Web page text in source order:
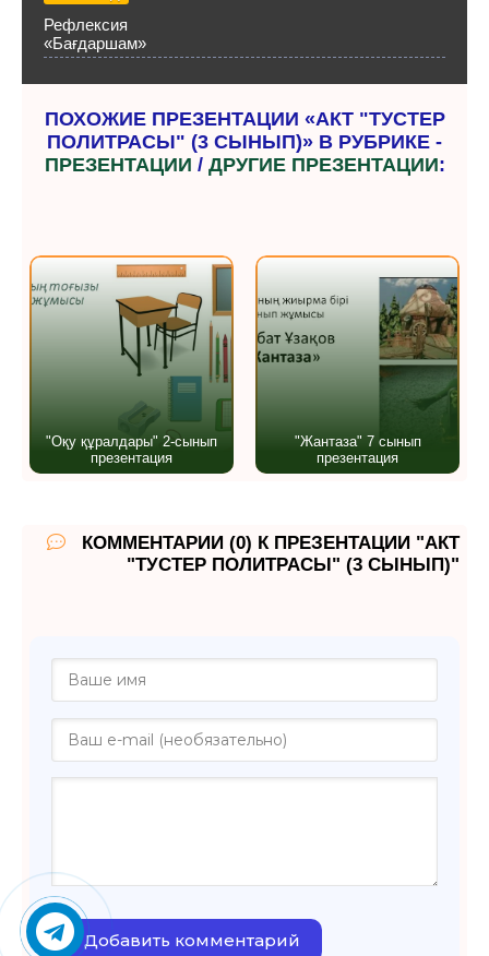
Рефлексия
«Бағдаршам»
ПОХОЖИЕ ПРЕЗЕНТАЦИИ «АКТ "ТУСТЕР
ПОЛИТРАСЫ" (3 СЫНЫП)» В РУБРИКЕ -
ПРЕЗЕНТАЦИИ / ДРУГИЕ ПРЕЗЕНТАЦИИ:
"Оқу құралдары" 2-сынып
презентация
"Жантаза" 7 сынып
презентация
КОММЕНТАРИИ (0) К ПРЕЗЕНТАЦИИ "АКТ
"ТУСТЕР ПОЛИТРАСЫ" (3 СЫНЫП)"
Добавить комментарий